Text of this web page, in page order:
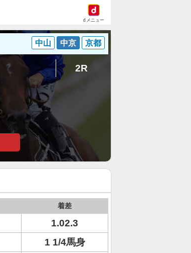
dメニュー
中山 中京 京都
2R
着差
1.02.3
1 1/4馬身